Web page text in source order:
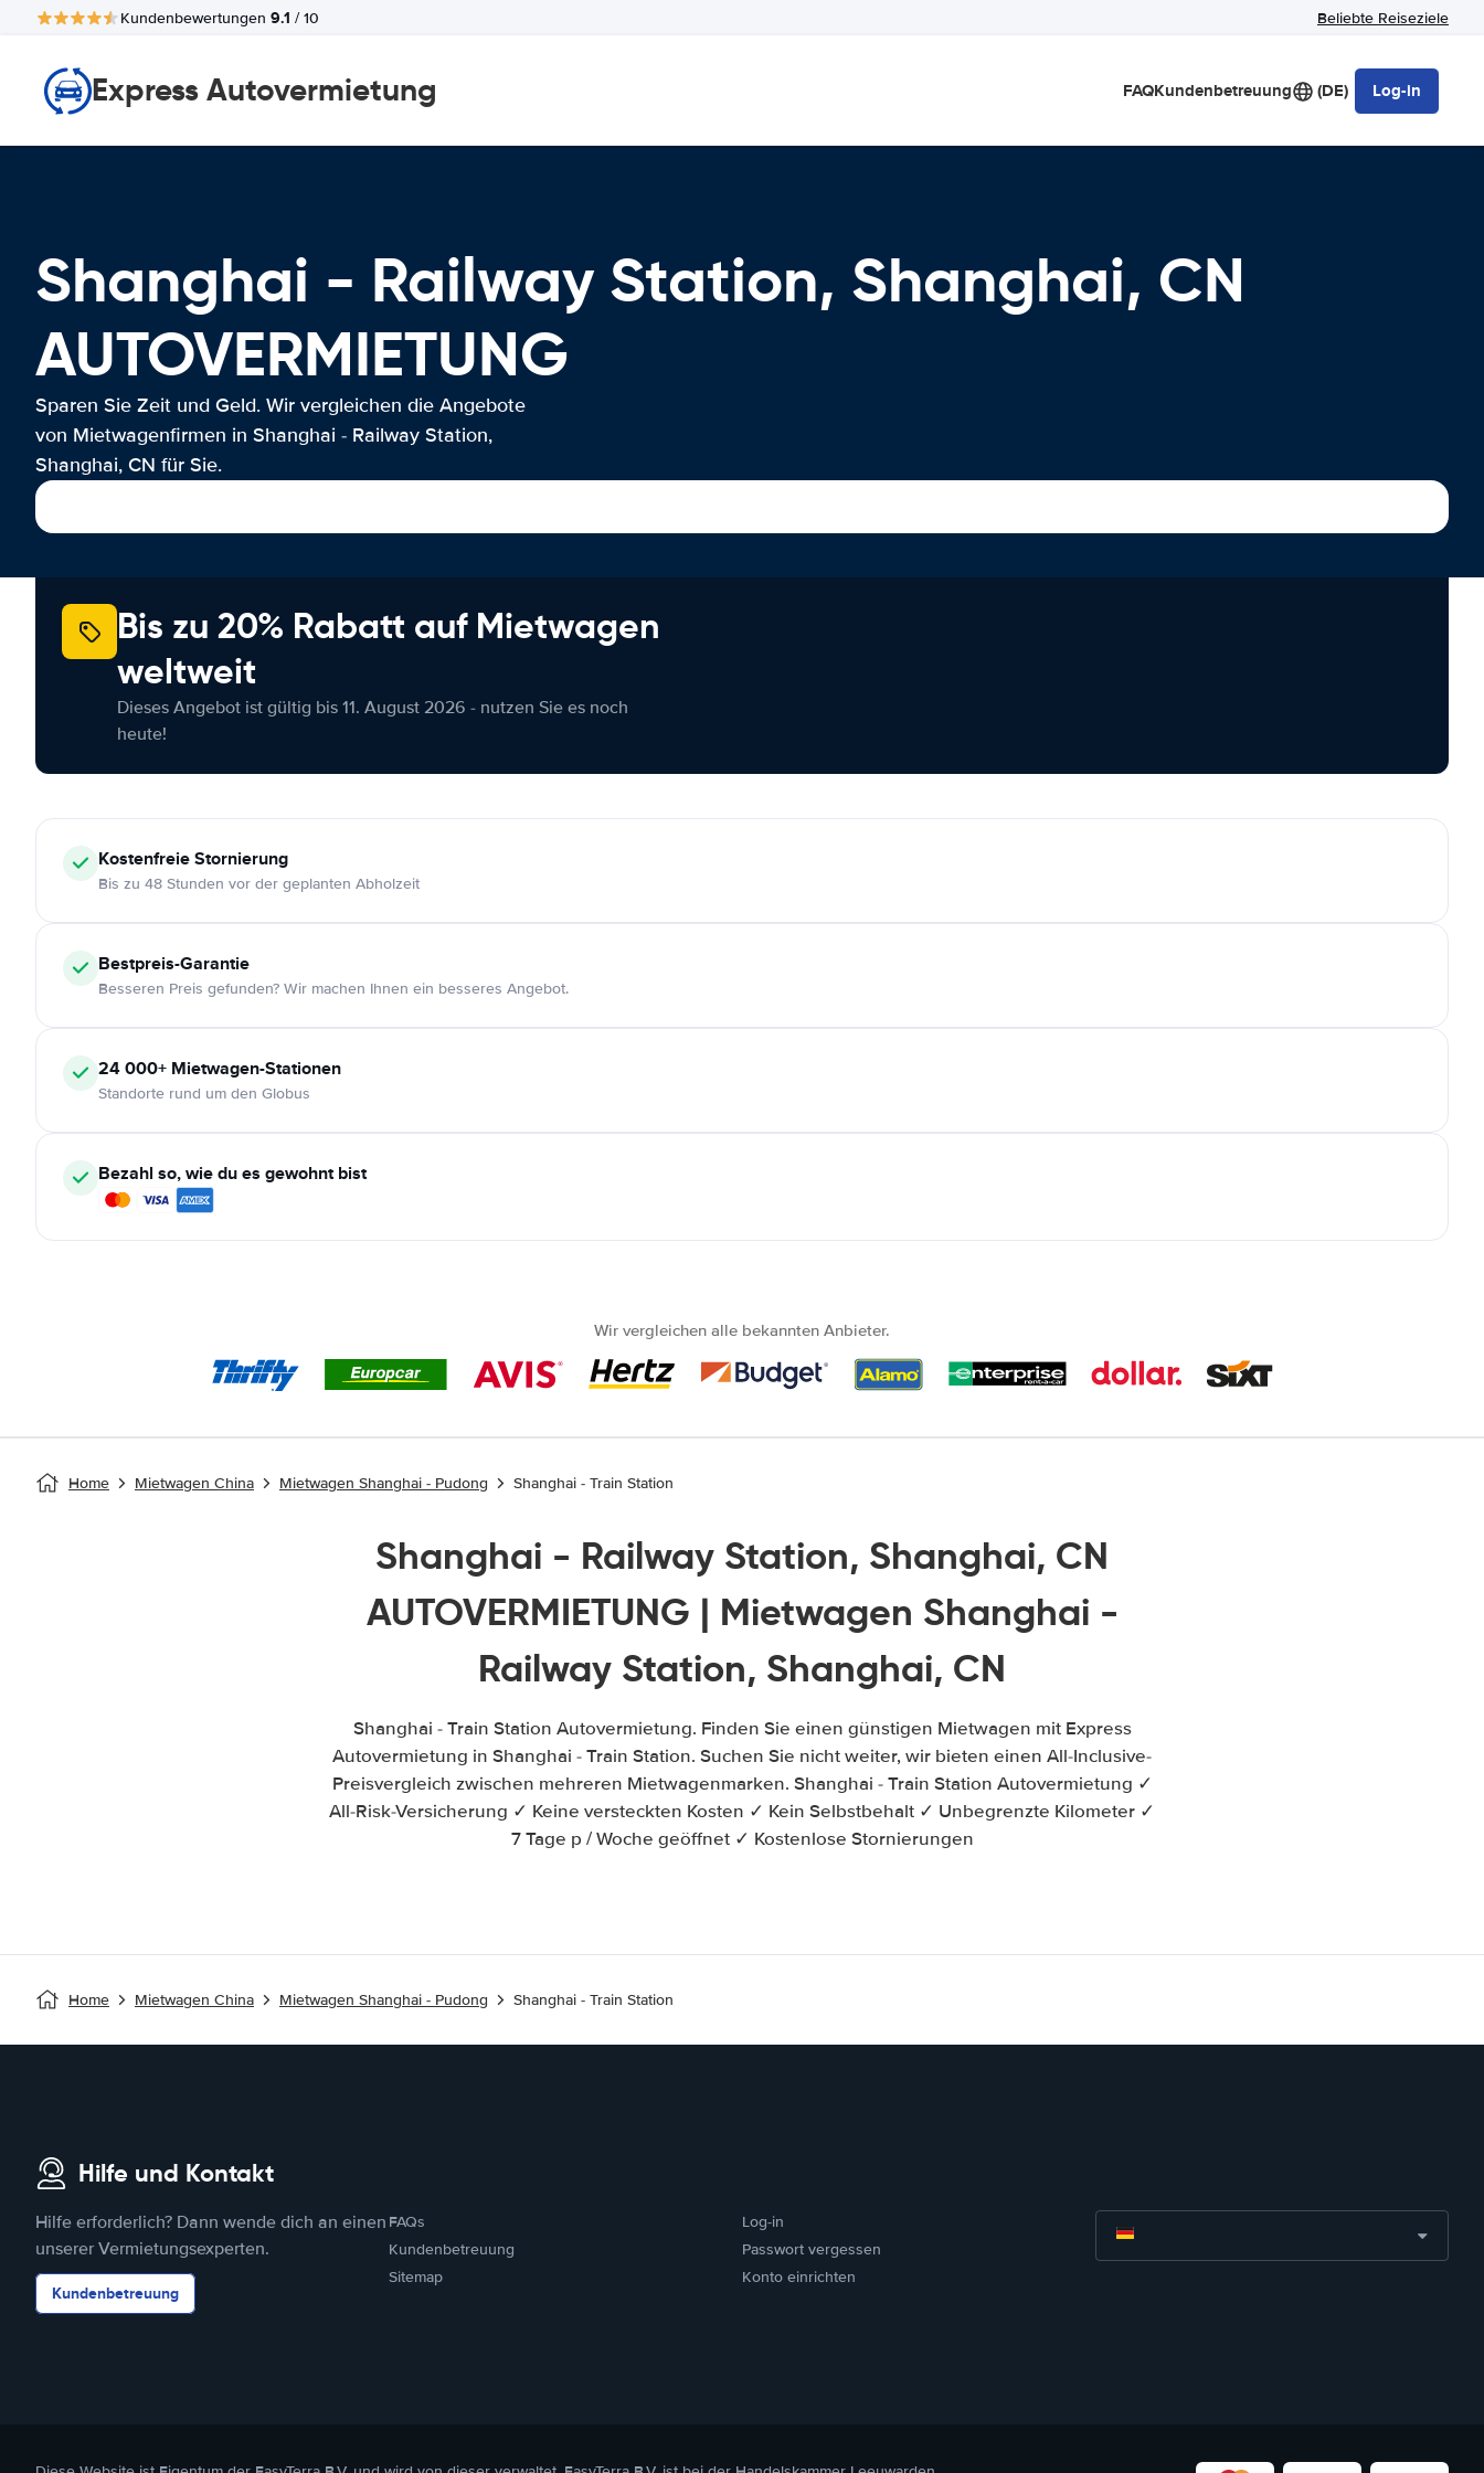
Kundenbewertungen 9.1 / 10 Beliebte Reiseziele
Express Autovermietung FAQKundenbetreuung (DE) Log-in
Shanghai - Railway Station, Shanghai, CN
AUTOVERMIETUNG
Sparen Sie Zeit und Geld. Wir vergleichen die Angebote
von Mietwagenfirmen in Shanghai - Railway Station,
Shanghai, CN für Sie.
Bis zu 20% Rabatt auf Mietwagen
weltweit
Dieses Angebot ist gültig bis 11. August 2026 - nutzen Sie es noch
heute!
KostenfreieStornierung
Bis zu 48 Stunden vor der geplanten Abholzeit
Bestpreis-Garantie
Besseren Preis gefunden? Wir machen Ihnen ein besseres Angebot.
24 000+ Mietwagen-Stationen
Standorte rund um den Globus
Bezahl so, wie du es gewohnt bist
Wir vergleichen alle bekannten Anbieter.
Home Mietwagen China Mietwagen Shanghai - Pudong Shanghai - Train Station
Shanghai - Railway Station, Shanghai, CN
AUTOVERMIETUNG | Mietwagen Shanghai -
Railway Station, Shanghai, CN
Shanghai - Train Station Autovermietung. Finden Sie einen günstigen Mietwagen mit Express
Autovermietung in Shanghai - Train Station. Suchen Sie nicht weiter, wir bieten einen All-Inclusive-
Preisvergleich zwischen mehreren Mietwagenmarken. Shanghai - Train Station Autovermietung ✓
All-Risk-Versicherung ✓ Keine versteckten Kosten ✓ Kein Selbstbehalt ✓ Unbegrenzte Kilometer ✓
7 Tage p / Woche geöffnet ✓ Kostenlose Stornierungen
Home Mietwagen China Mietwagen Shanghai - Pudong Shanghai - Train Station
Hilfe und Kontakt
Hilfe erforderlich? Dann wende dich an einen
unserer Vermietungsexperten.
Kundenbetreuung
FAQs
Kundenbetreuung
Sitemap
Log-in
Passwort vergessen
Konto einrichten